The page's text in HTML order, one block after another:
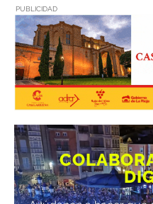
PUBLICIDAD